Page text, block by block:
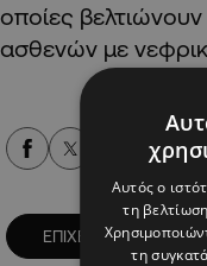
οποίες
ασθενών με
ΕΠΙΧΕΙΡΗΜΑΤΙΚΑ ΝΕΑ
Αυτός ο
τη
τη